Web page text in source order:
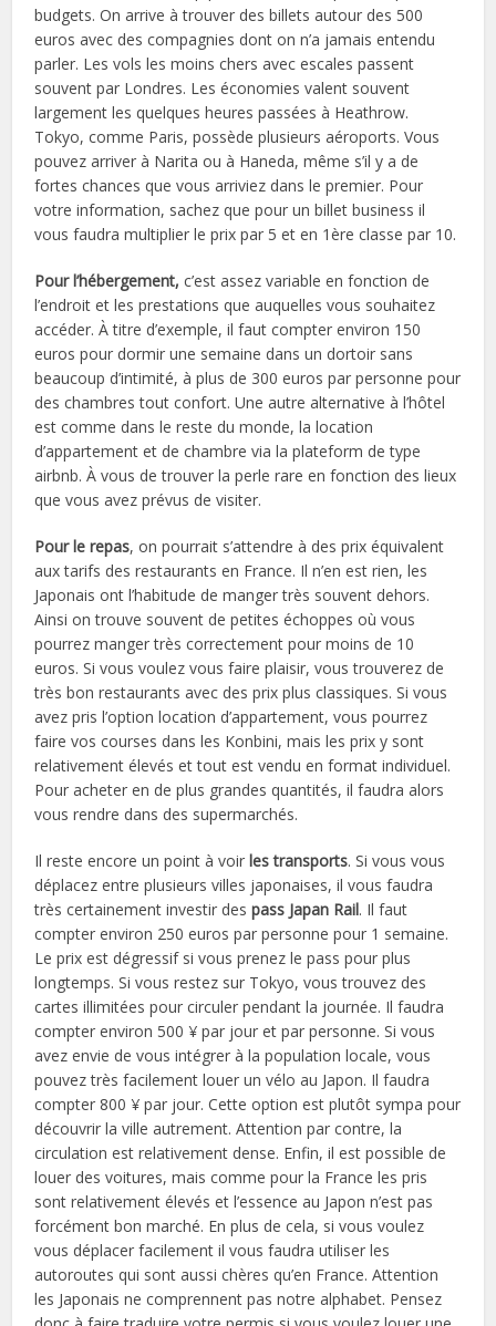
budgets. On arrive à trouver des billets autour des 500
euros avec des compagnies dont on n’a jamais entendu
parler. Les vols les moins chers avec escales passent
souvent par Londres. Les économies valent souvent
largement les quelques heures passées à Heathrow.
Tokyo, comme Paris, possède plusieurs aéroports. Vous
pouvez arriver à Narita ou à Haneda, même s’il y a de
fortes chances que vous arriviez dans le premier. Pour
votre information, sachez que pour un billet business il
vous faudra multiplier le prix par 5 et en 1ère classe par 10.
Pour l’hébergement, c’est assez variable en fonction de
l’endroit et les prestations que auquelles vous souhaitez
accéder. À titre d’exemple, il faut compter environ 150
euros pour dormir une semaine dans un dortoir sans
beaucoup d’intimité, à plus de 300 euros par personne pour
des chambres tout confort. Une autre alternative à l’hôtel
est comme dans le reste du monde, la location
d’appartement et de chambre via la plateform de type
airbnb. À vous de trouver la perle rare en fonction des lieux
que vous avez prévus de visiter.
Pour le repas, on pourrait s’attendre à des prix équivalent
aux tarifs des restaurants en France. Il n’en est rien, les
Japonais ont l’habitude de manger très souvent dehors.
Ainsi on trouve souvent de petites échoppes où vous
pourrez manger très correctement pour moins de 10
euros. Si vous voulez vous faire plaisir, vous trouverez de
très bon restaurants avec des prix plus classiques. Si vous
avez pris l’option location d’appartement, vous pourrez
faire vos courses dans les Konbini, mais les prix y sont
relativement élevés et tout est vendu en format individuel.
Pour acheter en de plus grandes quantités, il faudra alors
vous rendre dans des supermarchés.
Il reste encore un point à voirles transports. Si vous vous
déplacez entre plusieurs villes japonaises, il vous faudra
très certainement investir despass Japan Rail. Il faut
compter environ 250 euros par personne pour 1 semaine.
Le prix est dégressif si vous prenez le pass pour plus
longtemps. Si vous restez sur Tokyo, vous trouvez des
cartes illimitées pour circuler pendant la journée. Il faudra
compter environ 500 ¥ par jour et par personne. Si vous
avez envie de vous intégrer à la population locale, vous
pouvez très facilement louer un vélo au Japon. Il faudra
compter 800 ¥ par jour. Cette option est plutôt sympa pour
découvrir la ville autrement. Attention par contre, la
circulation est relativement dense. Enfin, il est possible de
louer des voitures, mais comme pour la France les pris
sont relativement élevés et l’essence au Japon n’est pas
forcément bon marché. En plus de cela, si vous voulez
vous déplacer facilement il vous faudra utiliser les
autoroutes qui sont aussi chères qu’en France. Attention
les Japonais ne comprennent pas notre alphabet. Pensez